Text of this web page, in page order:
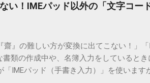
い！IMEパッド以外の「文字コー
齋』の難しい方が変換に出てこない！」
類の作成中や、名簿入力をしていると
「IMEパッド（手書き入力）」を使いま